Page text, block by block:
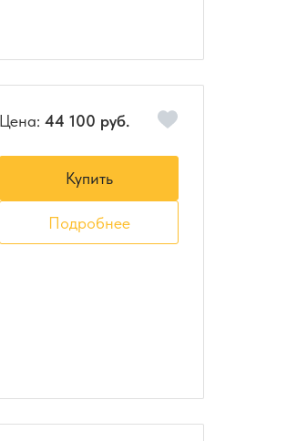
Цена: 44 100 руб.
Купить
Подробнее